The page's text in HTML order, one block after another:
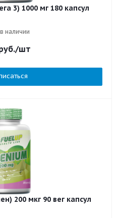
3) 1000 мг 180 капсул
наличии
/шт
200 мкг 90 вег капсул